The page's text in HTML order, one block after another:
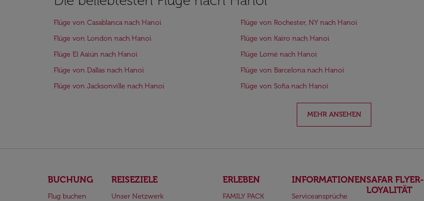
Flüge von Casablanca nach Hanoi Flüge von Rochester, NY nach Hanoi
Flüge von London nach Hanoi
Flüge von Kairo nach Hanoi
Flüge El Aaiún nach Hanoi
Flüge Lomé nach Hanoi
Flüge von Dallas nach Hanoi
Flüge von Barcelona nach Hanoi
Flüge von Jacksonville nach Hanoi
Flüge von Sofia nach Hanoi
MEHR ANSEHEN
BUCHUNG
Flug buchen
REISEZIELE
Unser Netzwerk
ERLEBEN
FAMILY PACK
INFORMATIONEN
Serviceansprüche
SAFAR FLYER-
LOYALITÄT